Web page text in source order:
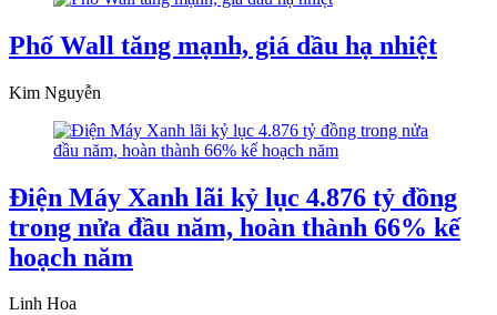
Phố Wall tăng mạnh, giá dầu hạ nhiệt
Kim Nguyễn
Điện Máy Xanh lãi kỷ lục 4.876 tỷ đồng
trong nửa đầu năm, hoàn thành 66% kế
hoạch năm
Linh Hoa